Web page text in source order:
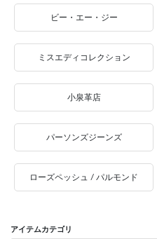
ビー・エー・ジー
ミスエディコレクション
小泉革店
パーソンズジーンズ
ローズペッシュ / パルモンド
アイテムカテゴリ